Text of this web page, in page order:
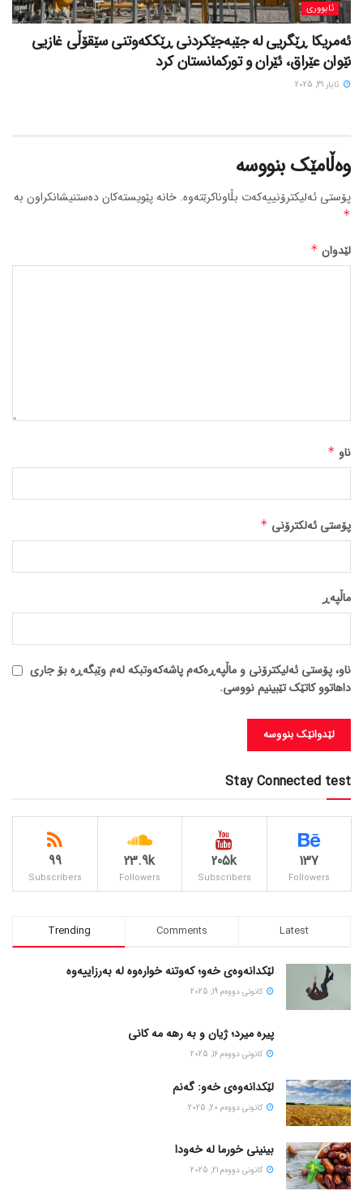
ئابووری
ئەمریکا ڕێگریی لە جێبەجێکردنی ڕێککەوتنی سێقۆڵی غازیی
نێوان عێراق، ئێران و تورکمانستان کرد
ئایار 31, 2025
وەڵامێک بنووسە
پۆستی ئەلیکترۆنییەکەت بڵاوناکرێتەوە. خانە پێویستەکان دەستنیشانکراون بە
*
لێدوان *
ناو *
پۆستی ئەلکترۆنی *
ماڵپه‌ڕ
ناو، پۆستی ئەلیکترۆنی و ماڵپەڕەکەم پاشەکەوتبکە لەم وێبگەڕە بۆ جاری
داهاتوو کاتێک تێبینیم نووسی.
Stay Connected test
137
Followers
205k
Subscribers
23.9k
Followers
99
Subscribers
Trending Comments Latest
لێکدانەوەی خەو؛ کەوتنە خوارەوە لە بەرزاییەوە
كانونی دووه‌م 19, 2025
پیره میرد؛ ژیان و به رهه مه کانی
كانونی دووه‌م 16, 2025
لێکدانەوەی خەو: گەنم
كانونی دووه‌م 20, 2025
بینینی خورما لە خەودا
كانونی دووه‌م 21, 2025